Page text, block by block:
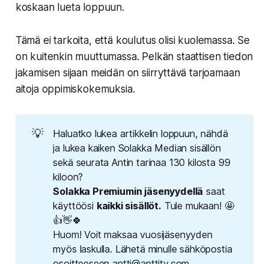
koskaan lueta loppuun.
Tämä ei tarkoita, että koulutus olisi kuolemassa. Se
on kuitenkin muuttumassa. Pelkän staattisen tiedon
jakamisen sijaan meidän on siirryttävä tarjoamaan
aitoja oppimiskokemuksia.
💡
Haluatko lukea artikkelin loppuun, nähdä
ja lukea kaiken Solakka Median sisällön
sekä seurata Antin tarinaa 130 kilosta 99
kiloon?
Solakka Premiumin jäsenyydellä saat
käyttöösi kaikki sisällöt. Tule mukaan! 🤩
👍👋🍀
Huom! Voit maksaa vuosijäsenyyden
myös laskulla. Lähetä minulle sähköpostia